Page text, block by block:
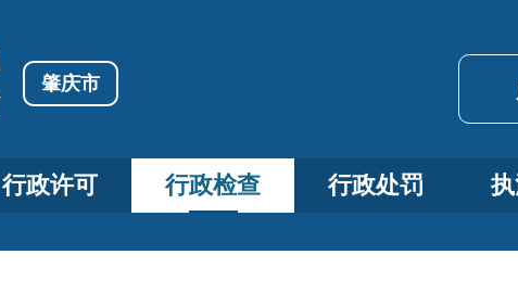
肇庆市
行政许可 行政检查 行政处罚